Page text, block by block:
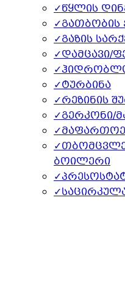
✓წყლის
✓გათბობის
✓გაზის
✓დამცავი/
✓
✓ტურბინა
✓რეზინის
✓გერკონი/
✓
✓
ბოილერი
✓
✓